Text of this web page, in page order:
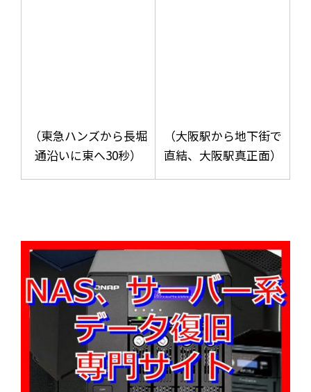
（東急ハンズから長堀
通沿いに東へ30秒）
（大阪駅から地下街で
直結、大阪駅真正面）